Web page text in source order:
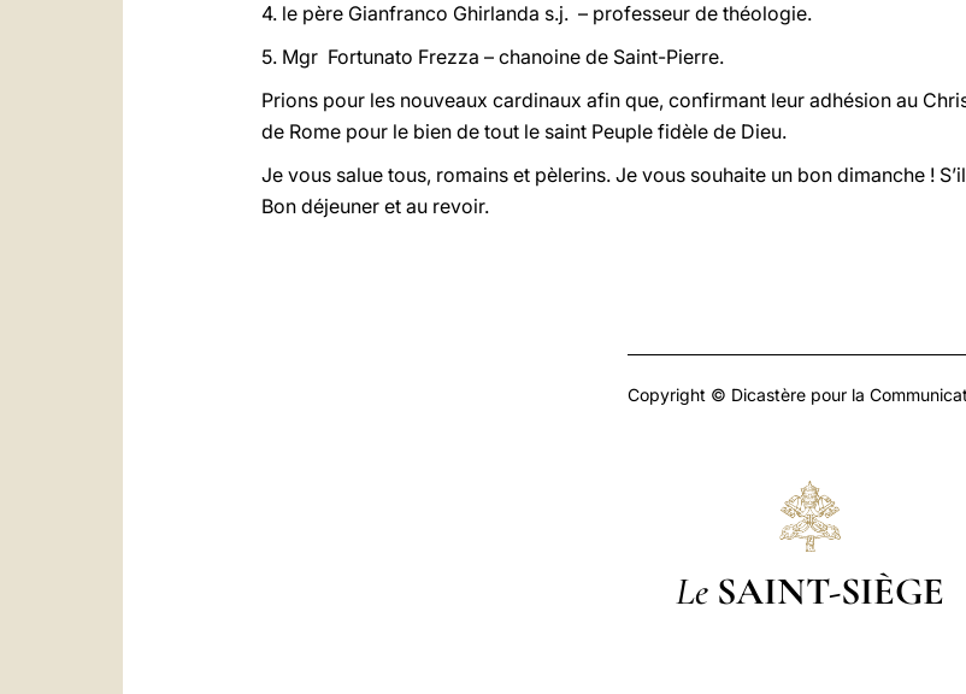
4. le père Gianfranco Ghirlanda s.j. – professeur de théologie.
5. Mgr Fortunato Frezza – chanoine de Saint-Pierre.
Prions pour les nouveaux cardinaux afin que, confirmant leur adhésion au
de Rome pour le bien de tout le saint Peuple fidèle de Dieu.
Je vous salue tous, romains et pèlerins. Je vous souhaite un bon dimanche !
Bon déjeuner et au revoir.
Copyright © Dicastère pour la
Le SAINT-SIÈGE